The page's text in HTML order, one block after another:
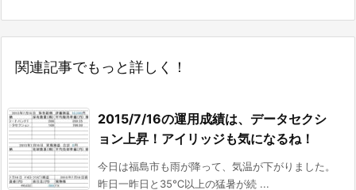
関連記事でもっと詳しく！
2015/7/16の運用成績は、データセクシ
ョン上昇！アイリッジも気になるね！
今日は福島市も雨が降って、気温が下がりました。
昨日一昨日と35℃以上の猛暑が続 ...